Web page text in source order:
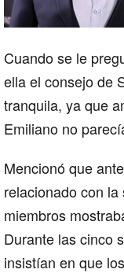
Cuando se le
ella el consejo de
tranquila, ya que
Emiliano no
Mencionó que
relacionado con
miembros
Durante las cinco
insistían en que